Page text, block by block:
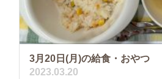
3月20日(月)の給食・おやつ
2023.03.20